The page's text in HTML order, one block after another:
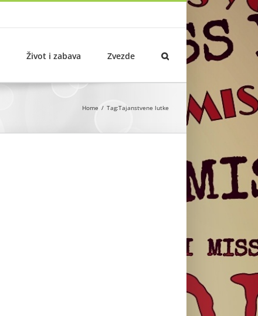
Život i zabava Zvezde
Home Tag:Tajanstvene lutke